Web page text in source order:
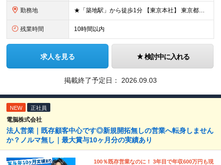
勤務地 ★「築地駅」から徒歩1分 【東京本社】 東京都中央区築地3-9-9 築地三丁目ビル8F (変更の範囲)上記を除く当社関連勤務地
残業時間 10時間以内
求人を見る 検討中に入れる
掲載終了予定日： 2026.09.03
NEW 正社員
電脳株式会社
法人営業｜既存顧客中心です◎新規開拓無しの営業へ転身しません
か？ノルマ無し｜最大賞与10ヶ月分の実績あり
100％既存営業なのに！ 3年目で年収600万円も現